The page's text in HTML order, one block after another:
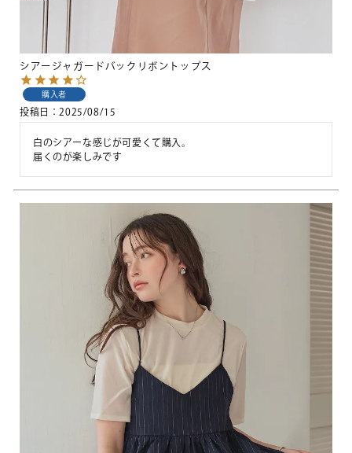
シアージャガードバックリボントップス
購入者
投稿日 2025/08/15
白のシアーな感じが可愛くて購入。
届くのが楽しみです